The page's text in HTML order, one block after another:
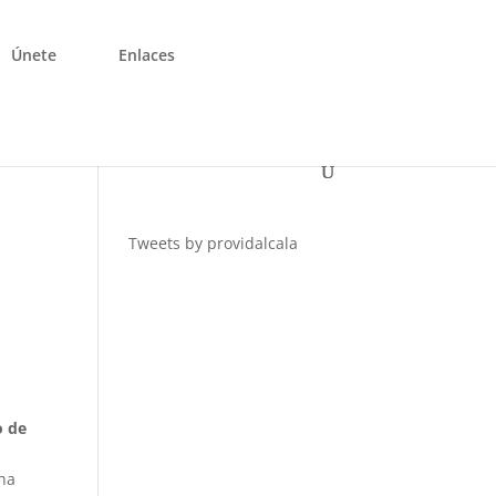
Únete Enlaces
de
Tweets by providalcala